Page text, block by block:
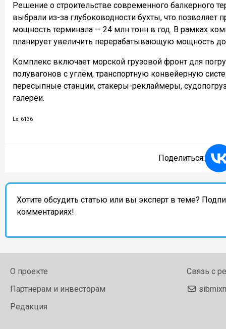
Решение о строительстве современного балкерного
выбрали из-за глубоководности бухты, что
мощность терминала — 24 млн тонн в год. В рамках
планирует увеличить перерабатывающую мощность
Комплекс включает морской грузовой фронт для
полувагонов с углём, транспортную конвейерную
пересыпные станции, стакеры-реклаймеры,
галереи.
Lx: 6136
Поделиться:
Хотите обсудить статью или вы эксперт в теме?
комментариях!
О проекте
Партнерам и инвесторам
Редакция
Связь с